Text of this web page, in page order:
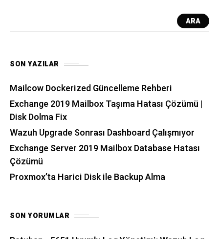
ARA
SON YAZILAR
Mailcow Dockerized Güncelleme Rehberi
Exchange 2019 Mailbox Taşıma Hatası Çözümü |
Disk Dolma Fix
Wazuh Upgrade Sonrası Dashboard Çalışmıyor
Exchange Server 2019 Mailbox Database Hatası
Çözümü
Proxmox’ta Harici Disk ile Backup Alma
SON YORUMLAR